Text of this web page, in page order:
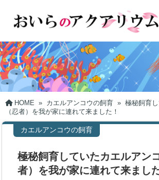
HOME » カエルアンコウの飼育 » 極秘飼育
（忍者）を我が家に連れて来ました！
カエルアンコウの飼育
極秘飼育していたカエルアン
者）を我が家に連れて来まし